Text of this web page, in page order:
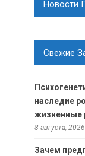
Новости
Свежие
наследие
жизненные
8 августа, 2026
Зачем